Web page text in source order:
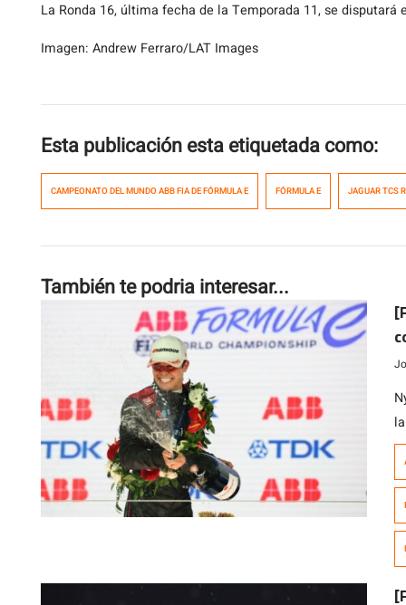
La Ronda 16, última fecha de la Temporada 11, se disputará
Imagen: Andrew Ferraro/LAT Images
Esta publicación esta etiquetada como:
CAMPEONATO DEL MUNDO ABB FIA DE FÓRMULA E FÓRMULA E JAGUAR TCS
También te podria interesar...